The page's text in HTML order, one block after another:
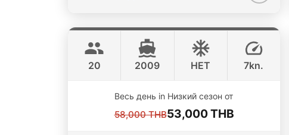
PRIVILEGE 43FT
20 2009 НЕТ 7kn.
Весь день in Низкий сезон от
58,000 THB53,000 THB